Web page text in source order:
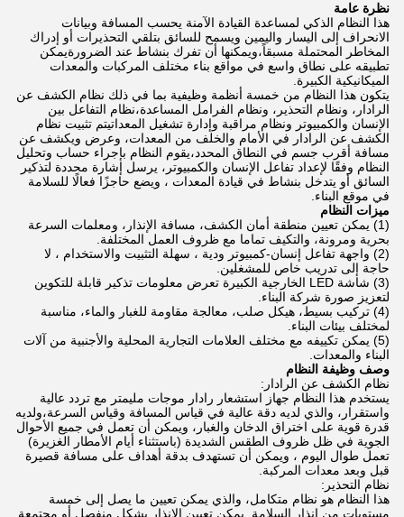
نظرة عامة
هذا النظام الذكي لمساعدة القيادة الآمنة يحسب المسافة وبيانات
الانحراف إلى اليسار واليمين ويسمح للسائق بتلقي التحذيرات أو إدراك
المخاطر المحتملة مسبقاً،ويمكنها أن تفرك بنشاط عند الضرورةيمكن
تطبيقه على نطاق واسع في مواقع بناء مختلف المركبات والمعدات
الميكانيكية الكبيرة.
يتكون هذا النظام من خمسة أنظمة وظيفية بما في ذلك نظام الكشف عن
الرادار، ونظام التحذير، ونظام الفرامل المساعدة،نظام التفاعل بين
الإنسان والكمبيوتر ونظام مراقبة وإدارة تشغيل المعداتيتم تثبيت نظام
الكشف عن الرادار في الأمام والخلف من المعدات، وعرض ويكشف عن
مسافة أقرب جسم في النطاق المحدد،يقوم النظام بإجراء حساب وتحليل
النظام وفقًا لإعداد تفاعل الإنسان والكمبيوتر، يرسل إشارة محددة لتذكير
السائق أو يتدخل بنشاط في قيادة المعدات ، ويضع حاجزًا فعالًا للسلامة
في موقع البناء.
ميزات النظام
(1) يمكن تعيين منطقة أمان الكشف، مسافة الإنذار، ومعلمات السرعة
بحرية ومرونة، والتكيف تماما مع ظروف العمل المختلفة.
(2) واجهة تفاعل إنسان-كمبيوتر ودية ، سهلة التثبيت والاستخدام ، لا
حاجة إلى تدريب خاص للمشغلين.
(3) شاشة LED الخارجية الكبيرة تعرض معلومات تذكير قابلة للتكوين
لتعزيز صورة شركة البناء.
(4) تركيب بسيط، هيكل صلب، معالجة مقاومة للغبار والماء، مناسبة
لمختلف بيئات البناء.
(5) يمكن تكييفه مع مختلف العلامات التجارية المحلية والأجنبية من آلات
البناء والمعدات.
وصف وظيفة النظام
نظام الكشف عن الرادار:
يستخدم هذا النظام جهاز استشعار رادار موجات مليمتر مع تردد عالية
واستقرار، والذي لديه دقة عالية في قياس المسافة وقياس السرعة،ولديه
قدرة قوية على اختراق الدخان والغبار، ويمكن أن تعمل في جميع الأحوال
الجوية في ظل ظروف الطقس الشديدة (باستثناء أيام الأمطار الغزيرة)
تعمل طوال اليوم ، ويمكن أن تستهدف بدقة أهداف على مسافة قصيرة
قبل وبعد معدات المركبة.
نظام التحذير:
هذا النظام هو نظام متكامل، والذي يمكن تعيين ما يصل إلى خمسة
مستويات من إنذار السلامة. يمكن تعيين الإنذار بشكل منفصل أو مجتمعة